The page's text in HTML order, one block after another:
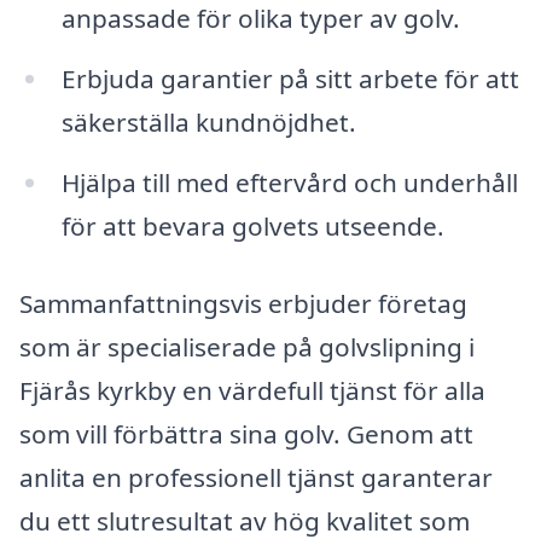
anpassade för olika typer av golv.
Erbjuda garantier på sitt arbete för att
säkerställa kundnöjdhet.
Hjälpa till med eftervård och underhåll
för att bevara golvets utseende.
Sammanfattningsvis erbjuder företag
som är specialiserade på golvslipning i
Fjärås kyrkby en värdefull tjänst för alla
som vill förbättra sina golv. Genom att
anlita en professionell tjänst garanterar
du ett slutresultat av hög kvalitet som